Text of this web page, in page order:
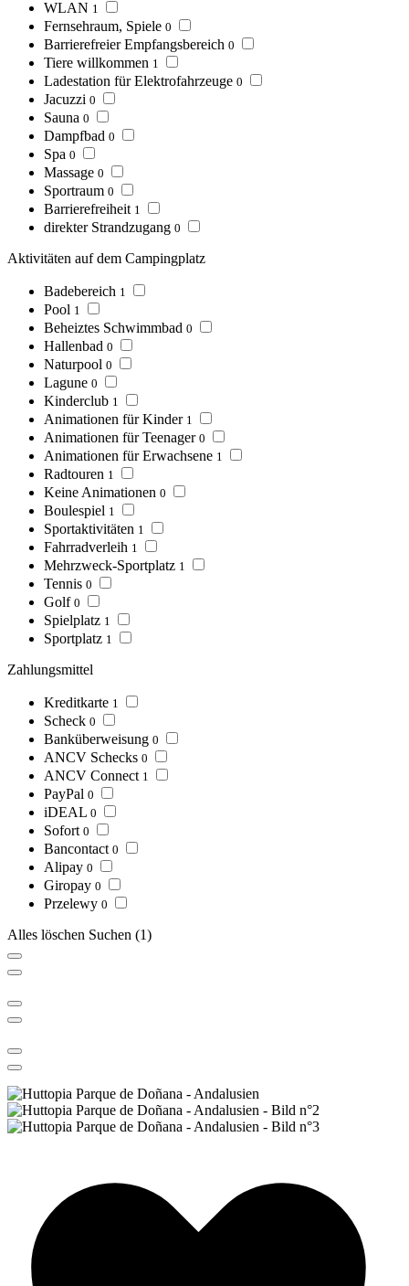
WLAN 1
Fernsehraum, Spiele 0
Barrierefreier Empfangsbereich 0
Tiere willkommen 1
Ladestation für Elektrofahrzeuge 0
Jacuzzi 0
Sauna 0
Dampfbad 0
Spa 0
Massage 0
Sportraum 0
Barrierefreiheit 1
direkter Strandzugang 0
Aktivitäten auf dem Campingplatz
Badebereich 1
Pool 1
Beheiztes Schwimmbad 0
Hallenbad 0
Naturpool 0
Lagune 0
Kinderclub 1
Animationen für Kinder 1
Animationen für Teenager 0
Animationen für Erwachsene 1
Radtouren 1
Keine Animationen 0
Boulespiel 1
Sportaktivitäten 1
Fahrradverleih 1
Mehrzweck-Sportplatz 1
Tennis 0
Golf 0
Spielplatz 1
Sportplatz 1
Zahlungsmittel
Kreditkarte 1
Scheck 0
Banküberweisung 0
ANCV Schecks 0
ANCV Connect 1
PayPal 0
iDEAL 0
Sofort 0
Bancontact 0
Alipay 0
Giropay 0
Przelewy 0
Alles löschen Suchen (1)